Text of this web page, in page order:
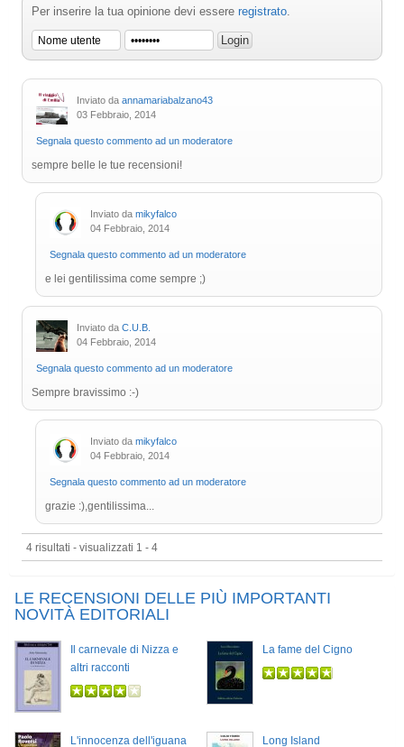
Per inserire la tua opinione devi essere registrato.
Inviato da annamariabalzano43
03 Febbraio, 2014
Segnala questo commento ad un moderatore
sempre belle le tue recensioni!
Inviato da mikyfalco
04 Febbraio, 2014
Segnala questo commento ad un moderatore
e lei gentilissima come sempre ;)
Inviato da C.U.B.
04 Febbraio, 2014
Segnala questo commento ad un moderatore
Sempre bravissimo :-)
Inviato da mikyfalco
04 Febbraio, 2014
Segnala questo commento ad un moderatore
grazie :),gentilissima...
4 risultati - visualizzati 1 - 4
LE RECENSIONI DELLE PIÙ IMPORTANTI
NOVITÀ EDITORIALI
Il carnevale di Nizza e
altri racconti
La fame del Cigno
L'innocenza dell'iguana Long Island